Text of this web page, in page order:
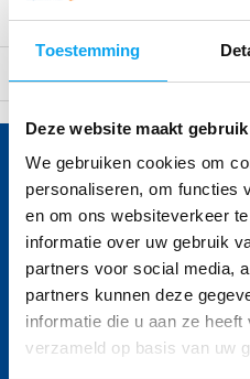
Toestemming
Deze website maakt
We gebruiken cookies om
personaliseren, om functies
en om ons websiteverkeer
informatie over uw gebruik
partners voor social media,
partners kunnen deze
informatie die u aan ze
verzameld op basis van uw
Kniefiets
Voor vragen bel 040
Onze specialisten helpen u
Volg ons
Ontvang de nieuwste